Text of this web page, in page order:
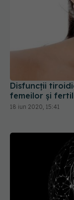
Disfuncții
femeilor și
18 iun 2020, 15:41